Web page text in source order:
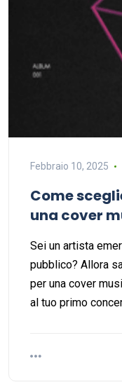
Febbraio 10, 2025
Come
una cover
Sei un artista
pubblico? Allora
per una cover
al tuo primo